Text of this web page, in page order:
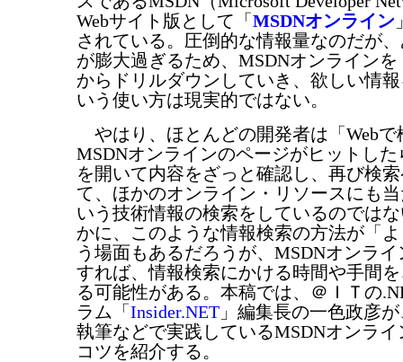
Webサイト版として「 MSDNオンライン
されている。圧倒的な情報量なのだが
が膨大過ぎるため、MSDNオンライン
からドリルダウンしていき、欲しい情
いう使い方は現実的ではない。
やはり、ほとんどの開発者は「Webで
MSDNオンラインのページがヒットし
を開いて内容をざっと確認し、再び検
て、ほかのオンライン・リソースにも
いう技術情報の検索をしているのでは
かに、このような情報検索の方法が「
う場面もあるだろうが、MSDNオンラ
すれば、情報検索にかける時間や手間
る可能性がある。本稿では、＠ＩＴの
ラム「 Insider.NET 」編集長の一色政彦
執筆などで実践しているMSDNオンラ
コツを紹介する。